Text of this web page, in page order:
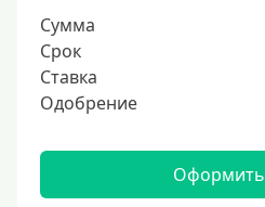
Сумма
Срок
Ставка
Одобрение
Оформить